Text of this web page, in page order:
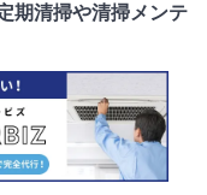
期清掃や清掃メンテ